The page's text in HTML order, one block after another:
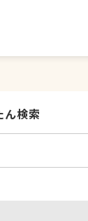
ん検索